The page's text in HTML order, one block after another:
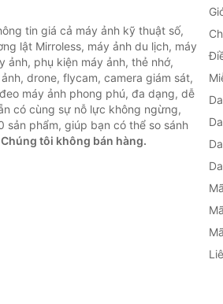
tin giá cả máy ảnh kỹ thuật số,
lật Mirroless, máy ảnh du lịch, máy
ảnh, phụ kiện máy ảnh, thẻ nhớ,
drone, flycam, camera giám sát,
máy ảnh phong phú, đa dạng, dễ
có cùng sự nỗ lực không ngừng,
phẩm, giúp bạn có thể so sánh
Chúng tôi không bán hàng.